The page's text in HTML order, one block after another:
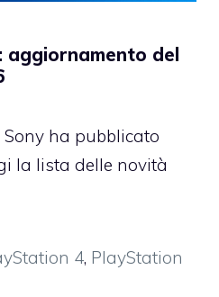
del
ha pubblicato
la lista delle novità
4, PlayStation